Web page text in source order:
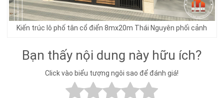
Kiến trúc lô phố tân cổ điển 8mx20m Thái Nguyên phối cảnh
Bạn thấy nội dung này hữu ích?
Click vào biểu tượng ngôi sao để đánh giá!